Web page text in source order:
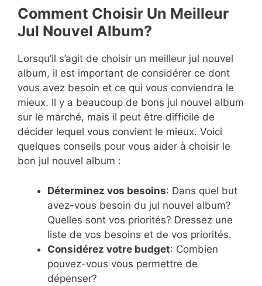
Comment Choisir Un Meilleur
Jul Nouvel Album?
Lorsqu’il s’agit de choisir un meilleur jul nouvel
album, il est important de considérer ce dont
vous avez besoin et ce qui vous conviendra le
mieux. Il y a beaucoup de bons jul nouvel album
sur le marché, mais il peut être difficile de
décider lequel vous convient le mieux. Voici
quelques conseils pour vous aider à choisir le
bon jul nouvel album :
Déterminez vos besoins: Dans quel but
avez-vous besoin du jul nouvel album?
Quelles sont vos priorités? Dressez une
liste de vos besoins et de vos priorités.
Considérez votre budget: Combien
pouvez-vous vous permettre de
dépenser?